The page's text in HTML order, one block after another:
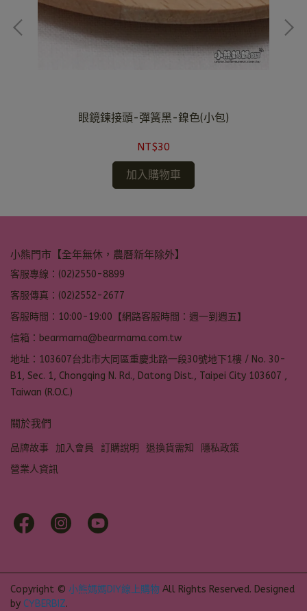
眼鏡鍊接頭-彈簧黑-鎳色(小包)
NT$30
加入購物車
小熊門市【全年無休，農曆新年除外】
客服專線：(02)2550-8899
客服傳真：(02)2552-2677
客服時間：10:00-19:00【網路客服時間：週一到週五】
信箱：bearmama@bearmama.com.tw
地址：103607台北市大同區重慶北路一段30號地下1樓 / No. 30-
B1, Sec. 1, Chongqing N. Rd., Datong Dist., Taipei City 103607 ,
Taiwan (R.O.C.)
關於我們
品牌故事 加入會員 訂購說明 退換貨需知
隱私政策
營業人資訊
Copyright © 小熊媽媽DIY線上購物 All Rights Reserved. Designed
by CYBERBIZ.